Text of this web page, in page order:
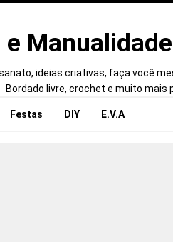
e
ideias criativas, faça você
Bordado livre, crochet e muito mais
Festas DIY E.V.A